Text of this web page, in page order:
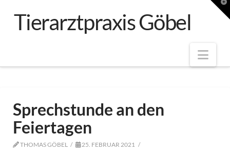
Tierarztpraxis Göbel
Sprechstunde an den
Feiertagen
THOMAS GÖBEL 25. FEBRUAR 2021